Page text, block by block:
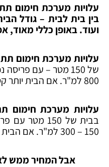
עלויות מערכת חימום
בין בית לבית – גודל
ועוד. באופן כללי מאוד,
עלויות מערכת חימום
800 למ"ר. אם הבית יותר קטן, המחיר למטר עולה.
עלויות מערכת חימום
בבית של 150
150 – 300 למ"ר. אם הבית יותר קטן, המחיר למטר עולה.
אבל המחיר ממש